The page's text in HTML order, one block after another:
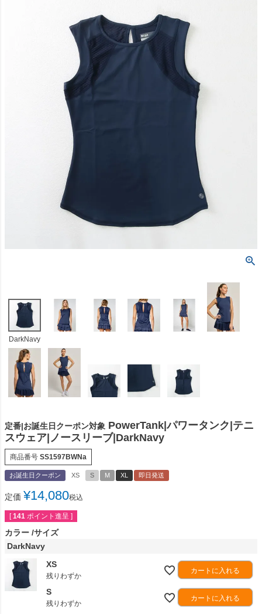
DarkNavy
定番|お誕生日クーポン対象 PowerTank|パワータンク|テニ
スウェア|ノースリーブ|DarkNavy
商品番号 SS1597BWNa
お誕生日クーポン XS S M XL 即日発送
定価 ¥14,080税込
[ 141 ポイント進呈 ]
カラー サイズ
DarkNavy
XS
残りわずか
カートに入れる
S
残りわずか
カートに入れる